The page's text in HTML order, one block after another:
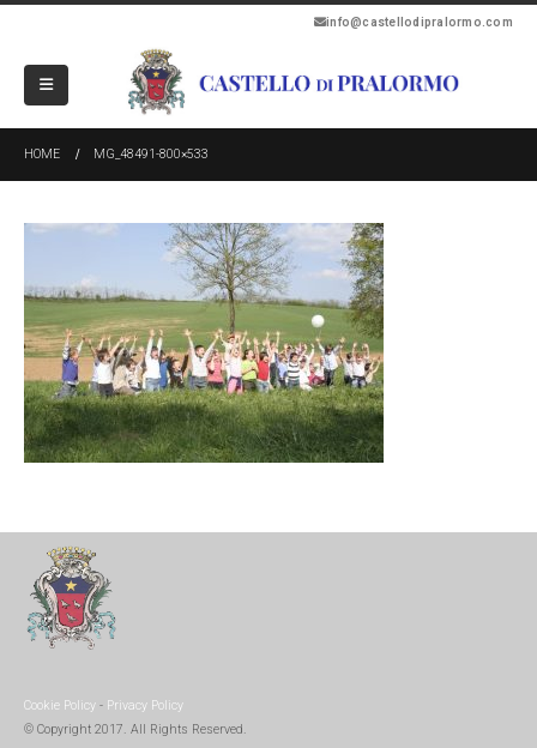
info@castellodipralormo.com
HOME MG_48491-800×533
Cookie Policy - Privacy Policy
© Copyright 2017. All Rights Reserved.